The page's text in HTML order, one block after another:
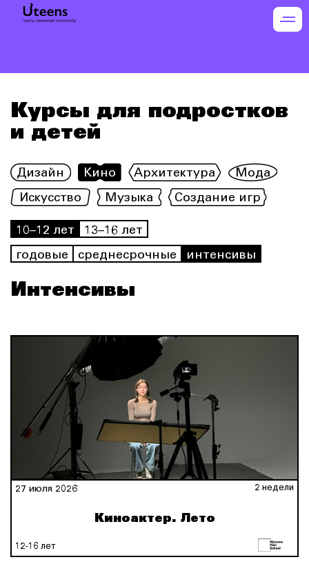
Курсы для подростков
и детей
Дизайн Кино Архитектура
Мода
Искусство
Музыка Создание игр
10–12 лет
13–16 лет
годовые
среднесрочные интенсивы
Интенсивы
27 июля 2026 2 недели
12-16 лет
Киноактер. Лето